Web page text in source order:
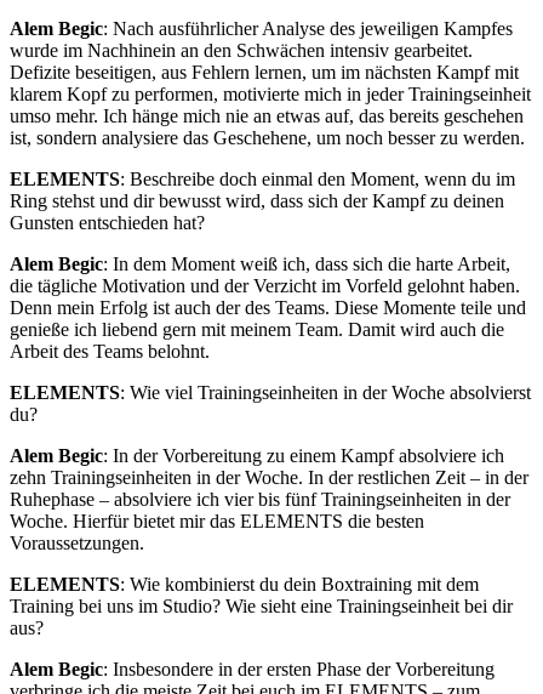
Alem Begic: Nach ausführlicher Analyse des jeweiligen Kampfes
wurde im Nachhinein an den Schwächen intensiv gearbeitet.
Defizite beseitigen, aus Fehlern lernen, um im nächsten Kampf mit
klarem Kopf zu performen, motivierte mich in jeder Trainingseinheit
umso mehr. Ich hänge mich nie an etwas auf, das bereits geschehen
ist, sondern analysiere das Geschehene, um noch besser zu werden.
ELEMENTS: Beschreibe doch einmal den Moment, wenn du im
Ring stehst und dir bewusst wird, dass sich der Kampf zu deinen
Gunsten entschieden hat?
Alem Begic: In dem Moment weiß ich, dass sich die harte Arbeit,
die tägliche Motivation und der Verzicht im Vorfeld gelohnt haben.
Denn mein Erfolg ist auch der des Teams. Diese Momente teile und
genieße ich liebend gern mit meinem Team. Damit wird auch die
Arbeit des Teams belohnt.
ELEMENTS: Wie viel Trainingseinheiten in der Woche absolvierst
du?
Alem Begic: In der Vorbereitung zu einem Kampf absolviere ich
zehn Trainingseinheiten in der Woche. In der restlichen Zeit – in der
Ruhephase – absolviere ich vier bis fünf Trainingseinheiten in der
Woche. Hierfür bietet mir das ELEMENTS die besten
Voraussetzungen.
ELEMENTS: Wie kombinierst du dein Boxtraining mit dem
Training bei uns im Studio? Wie sieht eine Trainingseinheit bei dir
aus?
Alem Begic: Insbesondere in der ersten Phase der Vorbereitung